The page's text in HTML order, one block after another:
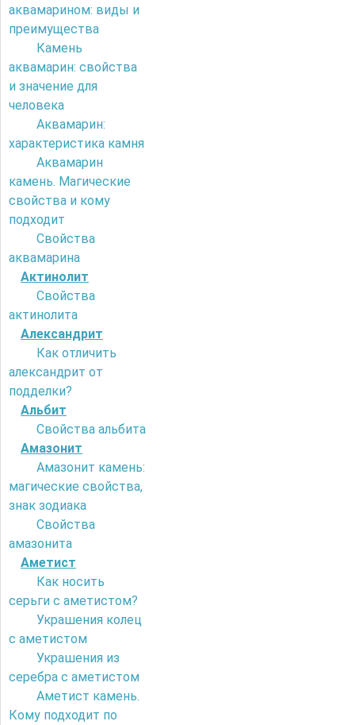
аквамарином: виды и
преимущества
Камень
аквамарин: свойства
и значение для
человека
Аквамарин:
характеристика камня
Аквамарин
камень. Магические
свойства и кому
подходит
Свойства
аквамарина
Актинолит
Свойства
актинолита
Александрит
Как отличить
александрит от
подделки?
Альбит
Свойства альбита
Амазонит
Амазонит камень:
магические свойства,
знак зодиака
Свойства
амазонита
Аметист
Как носить
серьги с аметистом?
Украшения колец
с аметистом
Украшения из
серебра с аметистом
Аметист камень.
Кому подходит по